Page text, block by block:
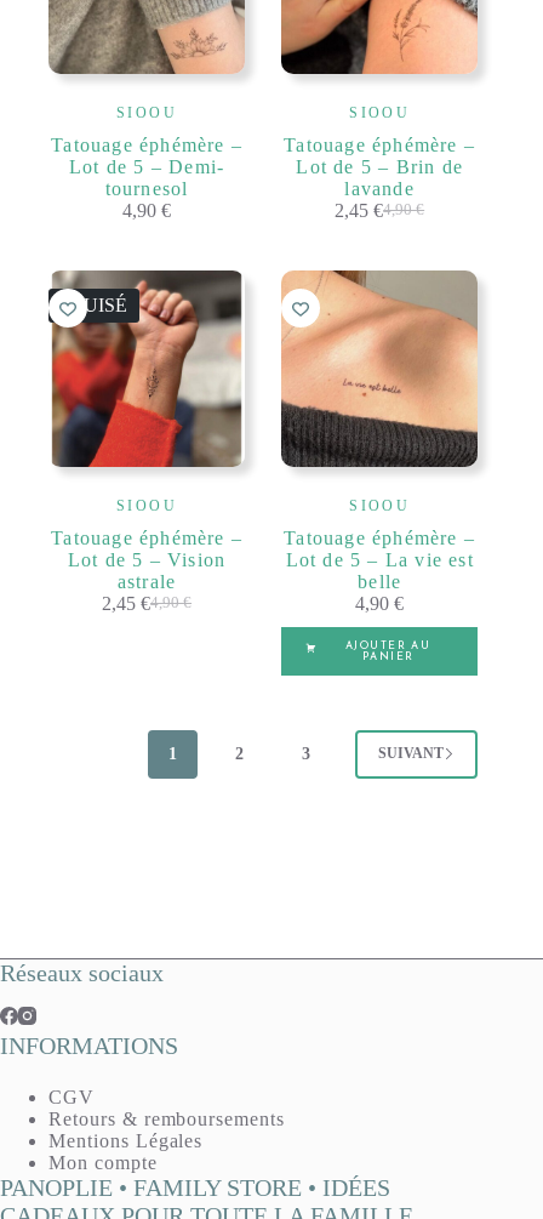
SIOOU
Tatouage éphémère –
Lot de 5 – Demi-
tournesol
4,90€
SIOOU
Tatouage éphémère –
Lot de 5 – Brin de
lavande
4,90€
Le
4,90 €.
2,45€Le
2,45 €.
ÉPUISÉ
SIOOU
Tatouage éphémère –
Lot de 5 – Vision
astrale
4,90€
Le
2,45€Le
SIOOU
Tatouage éphémère –
Lot de 5 – La vie est
belle
4,90€
AJOUTER AU
PANIER
1 2 3 SUIVANT
Réseaux sociaux
INFORMATIONS
CGV
Retours & remboursements
Mentions Légales
Mon compte
PANOPLIE • FAMILY STORE • IDÉES